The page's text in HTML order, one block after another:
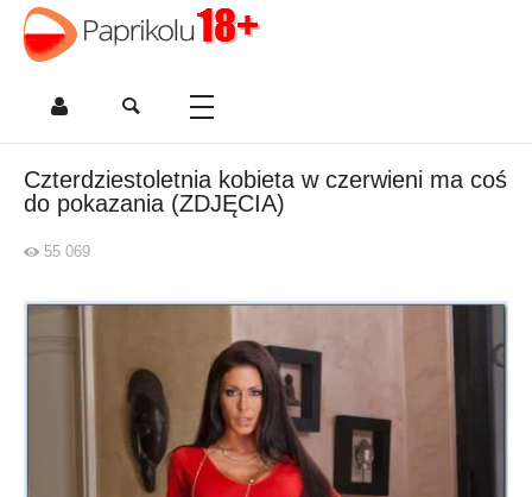
Czterdziestoletnia kobieta w czerwieni ma coś
do pokazania (ZDJĘCIA)
55 069